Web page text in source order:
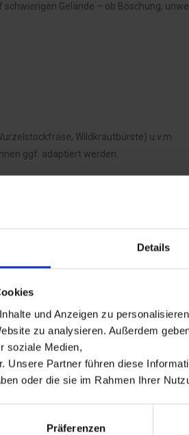
Details
und Anzeigen zu
zu analysieren. Außerdem
soziale Medien,
Unsere Partner führen diese
oder die sie im Rahmen Ihrer
Präferenzen
Gelände – ob Böschung,
Wildkrautbürste) u.v.m
ggf. adaptiert werden.
Beratung, Vorführung oder ein
mehr Infos
bis zu 50 Grad problemlos mähen,